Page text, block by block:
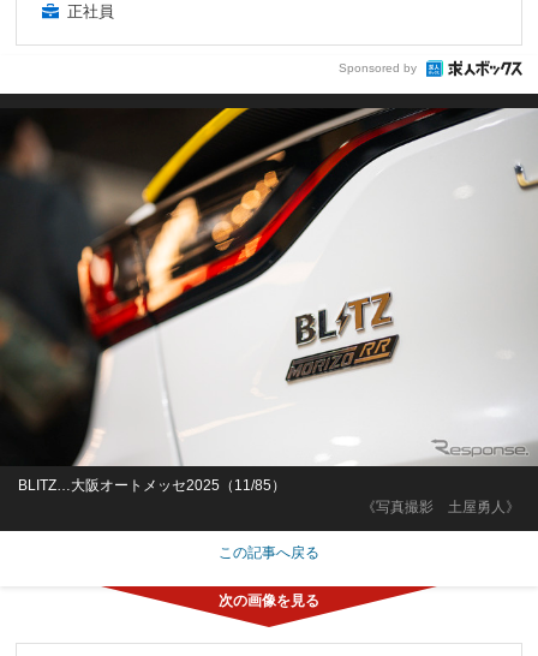
正社員
Sponsored by
《写真撮影 土屋勇人》
BLITZ…大阪オートメッセ2025（11/85）
この記事へ戻る